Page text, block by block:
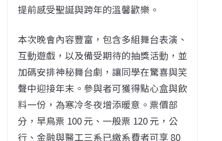
提前感受聖誕與跨年的溫馨歡樂。
本次晚會內容豐富，包含多組舞台表演、
互動遊戲，以及備受期待的抽獎活動，並
加碼安排神秘舞台劇，讓同學在驚喜與笑
聲中迎接年末。參與者可獲得點心盒與飲
料一份，為寒冷冬夜增添暖意。票價部
分，早鳥票 100 元、一般票 120 元，公
行、金融與醫工三系已繳系費者可享 80